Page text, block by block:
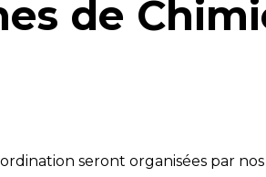
de
seront organisées par